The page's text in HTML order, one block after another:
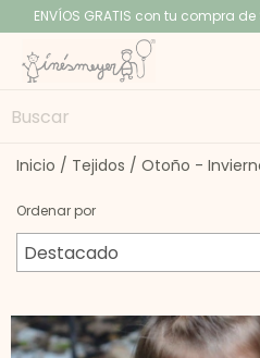
ENVÍOS GRATIS con tu compra
Inicio / Tejidos / Otoño -
Ordenar por